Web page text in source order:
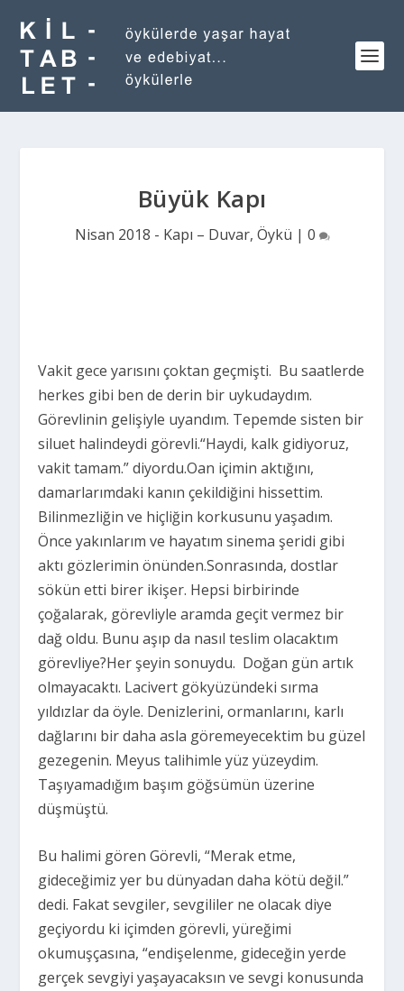
Büyük Kapı
Nisan 2018 - Kapı – Duvar, Öykü | 0
Vakit gece yarısını çoktan geçmişti. Bu saatlerde
herkes gibi ben de derin bir uykudaydım.
Görevlinin gelişiyle uyandım. Tepemde sisten bir
siluet halindeydi görevli.“Haydi, kalk gidiyoruz,
vakit tamam.” diyordu.Oan içimin aktığını,
damarlarımdaki kanın çekildiğini hissettim.
Bilinmezliğin ve hiçliğin korkusunu yaşadım.
Önce yakınlarım ve hayatım sinema şeridi gibi
aktı gözlerimin önünden.Sonrasında, dostlar
sökün etti birer ikişer. Hepsi birbirinde
çoğalarak, görevliyle aramda geçit vermez bir
dağ oldu. Bunu aşıp da nasıl teslim olacaktım
görevliye?Her şeyin sonuydu. Doğan gün artık
olmayacaktı. Lacivert gökyüzündeki sırma
yıldızlar da öyle. Denizlerini, ormanlarını, karlı
dağlarını bir daha asla göremeyecektim bu güzel
gezegenin. Meyus talihimle yüz yüzeydim.
Taşıyamadığım başım göğsümün üzerine
düşmüştü.
Bu halimi gören Görevli, “Merak etme,
gideceğimiz yer bu dünyadan daha kötü değil.”
dedi. Fakat sevgiler, sevgililer ne olacak diye
geçiyordu ki içimden görevli, yüreğimi
okumuşçasına, “endişelenme, gideceğin yerde
gerçek sevgiyi yaşayacaksın ve sevgi konusunda